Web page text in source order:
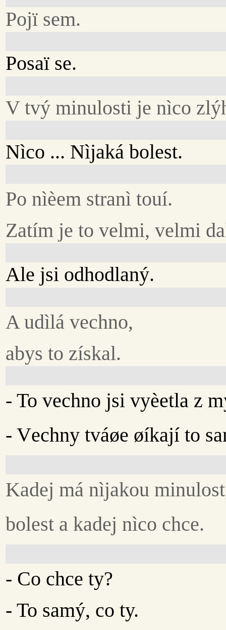
Pojï sem.
Posaï se.
V tvý minulosti je nìco
Nìco ... Nìjaká bolest.
Po nìèem stranì touí.
Zatím je to velmi, velmi
Ale jsi odhodlaný.
A udìlá vechno,
abys to získal.
- To vechno jsi vyèetla z
- Vechny tváøe øíkají to
Kadej má nìjakou
bolest a kadej nìco chce.
- Co chce ty?
- To samý, co ty.